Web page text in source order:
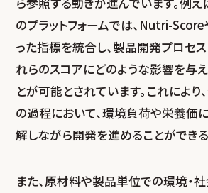
のプラットフォームでは、Nutri-
った指標を統合し、製品開発プロセ
れらのスコアにどのような影響を与
とが可能とされています。これによ
の過程において、環境負荷や栄養価
解しながら開発を進めることができる
また、原材料や製品単位での環境・社